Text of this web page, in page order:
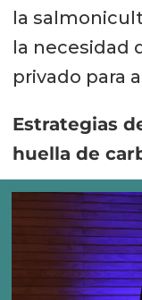
la
la necesidad
privado para
Estrategias
huella de